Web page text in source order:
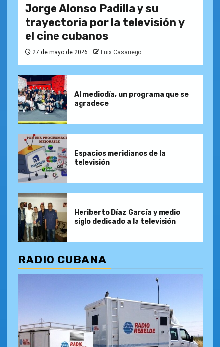
Jorge Alonso Padilla y su
trayectoria por la televisión y
el cine cubanos
27 de mayo de 2026 Luis Casariego
Al mediodía, un programa que se
agradece
Espacios meridianos de la
televisión
Heriberto Díaz García y medio
siglo dedicado a la televisión
RADIO CUBANA